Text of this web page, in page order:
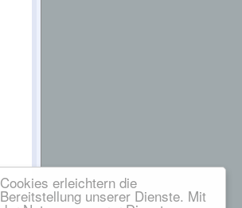
Cookies erleichtern die
Bereitstellung unserer Dienste. Mit